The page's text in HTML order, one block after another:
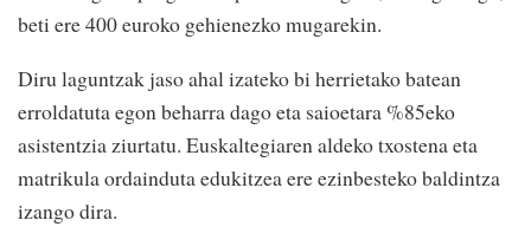
beti ere 400 euroko gehienezko mugarekin.
Diru laguntzak jaso ahal izateko bi herrietako batean
erroldatuta egon beharra dago eta saioetara %85eko
asistentzia ziurtatu. Euskaltegiaren aldeko txostena eta
matrikula ordainduta edukitzea ere ezinbesteko baldintza
izango dira.